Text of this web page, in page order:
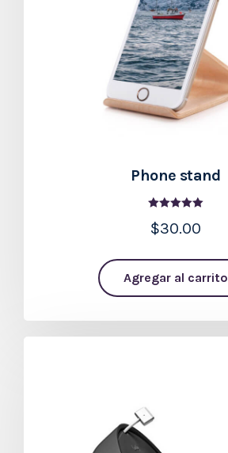
Phone stand
de 5
$30.00
Agregar al carrito